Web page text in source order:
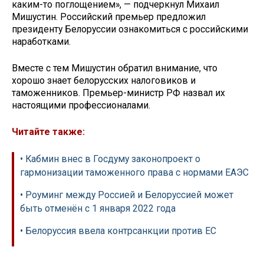
каким-то поглощением», — подчеркнул Михаил
Мишустин. Российский премьер предложил
президенту Белоруссии ознакомиться с российскими
наработками.
Вместе с тем Мишустин обратил внимание, что
хорошо знает белорусских налоговиков и
таможенников. Премьер-министр РФ назвал их
настоящими профессионалами.
Читайте также:
• Кабмин внес в Госдуму законопроект о
гармонизации таможенного права с нормами ЕАЭС
• Роуминг между Россией и Белоруссией может
быть отменён с 1 января 2022 года
• Белоруссия ввела контрсанкции против ЕС